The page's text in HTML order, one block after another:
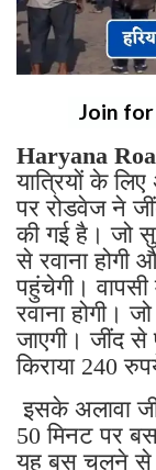
Join
Haryana
यात्रियों के
पर रोडवेज ने
की गई है। जो
से रवाना होगी
पहुंचेगी।
रवाना होगी।
जाएगी। जींद
किराया 240
इसके अलावा
50 मिनट पर
यह बस चलने से